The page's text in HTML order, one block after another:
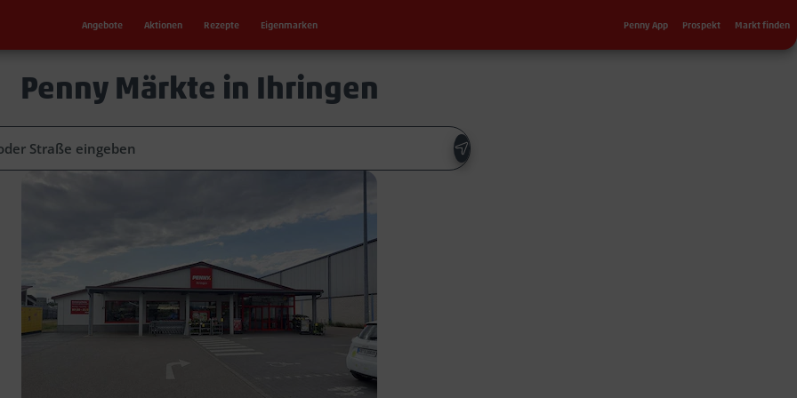
Angebote Aktionen Rezepte Eigenmarken Sekundärnavigation
Penny App Prospekt Markt finden
Penny Märkte in Ihringen